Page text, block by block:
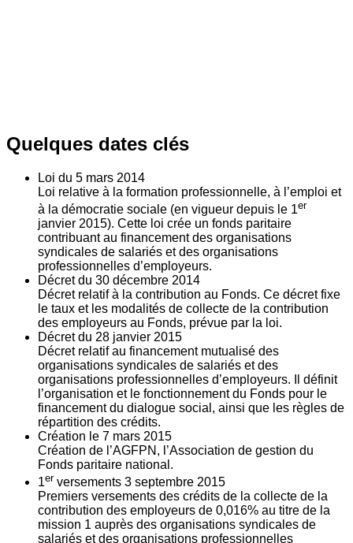
Quelques dates clés
Loi du 5 mars 2014
Loi relative à la formation professionnelle, à l’emploi et
à la démocratie sociale (en vigueur depuis le 1er
janvier 2015). Cette loi crée un fonds paritaire
contribuant au financement des organisations
syndicales de salariés et des organisations
professionnelles d’employeurs.
Décret du 30 décembre 2014
Décret relatif à la contribution au Fonds. Ce décret fixe
le taux et les modalités de collecte de la contribution
des employeurs au Fonds, prévue par la loi.
Décret du 28 janvier 2015
Décret relatif au financement mutualisé des
organisations syndicales de salariés et des
organisations professionnelles d’employeurs. Il définit
l’organisation et le fonctionnement du Fonds pour le
financement du dialogue social, ainsi que les règles de
répartition des crédits.
Création le 7 mars 2015
Création de l’AGFPN, l’Association de gestion du
Fonds paritaire national.
1er versements 3 septembre 2015
Premiers versements des crédits de la collecte de la
contribution des employeurs de 0,016% au titre de la
mission 1 auprès des organisations syndicales de
salariés et des organisations professionnelles